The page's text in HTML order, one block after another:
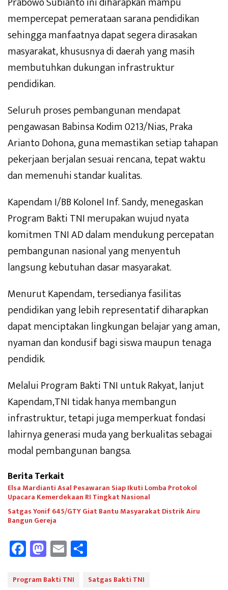
mempercepat pemerataan sarana pendidikan
sehingga manfaatnya dapat segera dirasakan
masyarakat, khususnya di daerah yang masih
membutuhkan dukungan infrastruktur
pendidikan.
Seluruh proses pembangunan mendapat
pengawasan Babinsa Kodim 0213/Nias, Praka
Arianto Dohona, guna memastikan setiap tahapan
pekerjaan berjalan sesuai rencana, tepat waktu
dan memenuhi standar kualitas.
Kapendam I/BB Kolonel Inf. Sandy, menegaskan
Program Bakti TNI merupakan wujud nyata
komitmen TNI AD dalam mendukung percepatan
pembangunan nasional yang menyentuh
langsung kebutuhan dasar masyarakat.
Menurut Kapendam, tersedianya fasilitas
pendidikan yang lebih representatif diharapkan
dapat menciptakan lingkungan belajar yang aman,
nyaman dan kondusif bagi siswa maupun tenaga
pendidik.
Melalui Program Bakti TNI untuk Rakyat, lanjut
Kapendam,TNI tidak hanya membangun
infrastruktur, tetapi juga memperkuat fondasi
lahirnya generasi muda yang berkualitas sebagai
modal pembangunan bangsa.
Berita Terkait
Elsa Mardianti Asal Pesawaran Siap Ikuti Lomba Protokol
Upacara Kemerdekaan RI Tingkat Nasional
Satgas Yonif 645/GTY Giat Bantu Masyarakat Distrik Airu
Bangun Gereja ‎
Fa
ce
b
M
as
to
E
m
ail e
Program Bakti TNI Satgas Bakti TNI